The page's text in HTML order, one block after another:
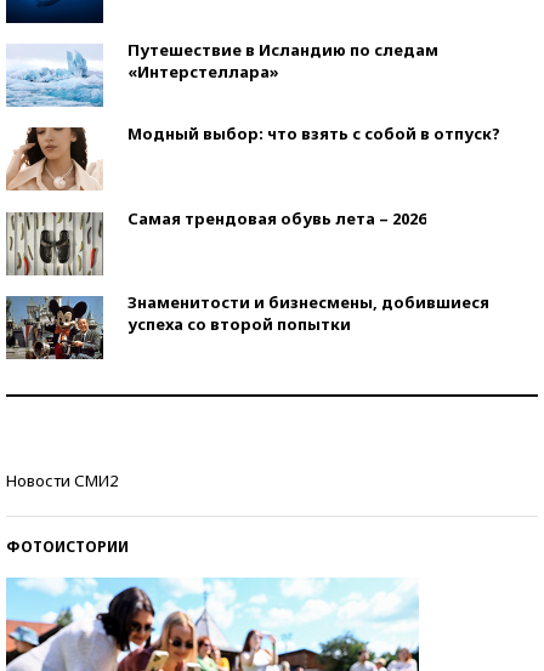
Путешествие в Исландию по следам
«Интерстеллара»
Модный выбор: что взять с собой в отпуск?
Самая трендовая обувь лета – 2026
Знаменитости и бизнесмены, добившиеся
успеха со второй попытки
Новости СМИ2
ФОТОИСТОРИИ